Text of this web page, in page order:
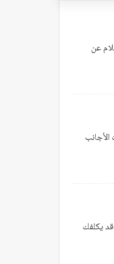
عن
خطأ يوميًا قد يكلفك